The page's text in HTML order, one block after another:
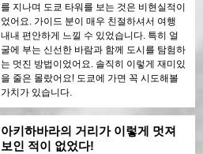
를 지나며 도쿄 타워를 보는 것은 비현실적이
었어요. 가이드 분이 매우 친절하셔서 여행
내내 편안하게 느낄 수 있었습니다. 특히 얼
굴에 부는 신선한 바람과 함께 도시를 탐험하
는 멋진 방법이었어요. 솔직히 이렇게 재미있
을 줄은 몰랐어요! 도쿄에 가면 꼭 시도해볼
가치가 있습니다.
아키하바라의 거리가 이렇게 멋져
보인 적이 없었다!